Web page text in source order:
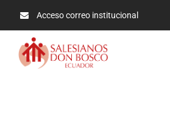
Acceso correo institucional